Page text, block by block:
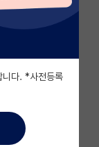
까요?
니다. *사전등록